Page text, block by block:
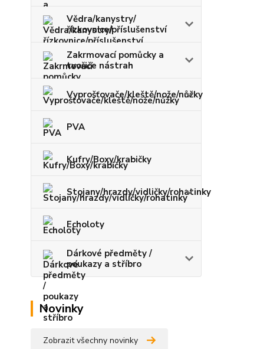
Vědra/kanystry/
řízkovnice/příslušenství
Zakrmovací pomůcky a
tvořiče nástrah
Vyprošťovače/kleště/nože/nůžky
PVA
Kufry/Boxy/krabičky
Stojany/hrazdy/vidličky/rohatinky
Echoloty
Dárkové předměty /
poukazy a stříbro
Novinky
Zobrazit všechny novinky